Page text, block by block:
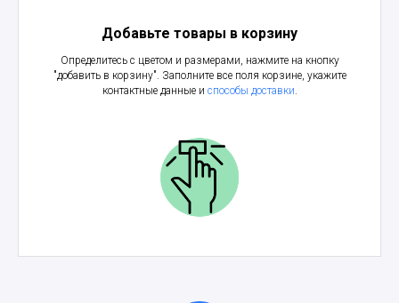
Добавьте товары в корзину
Определитесь с цветом и размерами, нажмите на кнопку
"добавить в корзину". Заполните все поля корзине, укажите
контактные данные и способы доставки.